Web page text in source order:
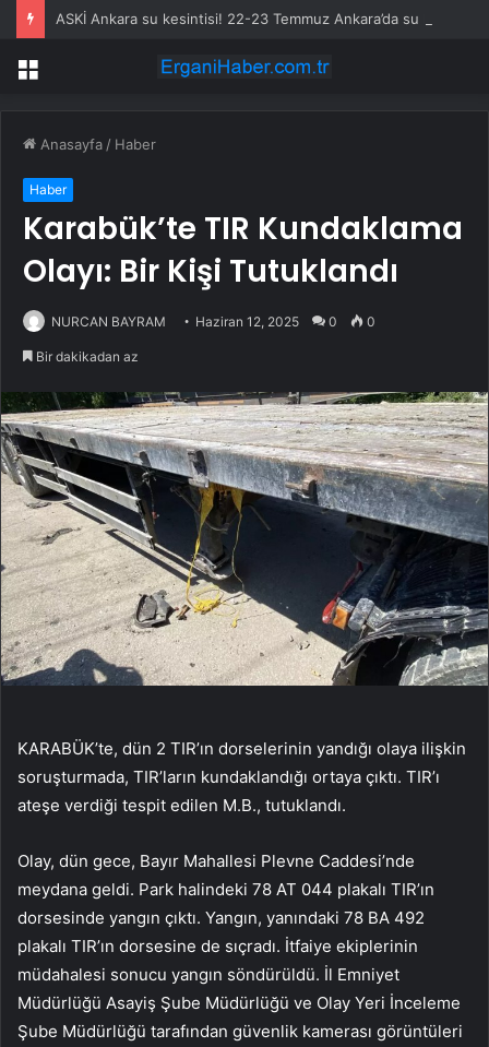
Menü
Anasayfa / Haber
Haber
Karabük’te TIR Kundaklama
Olayı: Bir Kişi Tutuklandı
NURCAN BAYRAM Haziran 12, 2025 0 0
Bir dakikadan az
KARABÜK’te, dün 2 TIR’ın dorselerinin yandığı olaya ilişkin
soruşturmada, TIR’ların kundaklandığı ortaya çıktı. TIR’ı
ateşe verdiği tespit edilen M.B., tutuklandı.
Olay, dün gece, Bayır Mahallesi Plevne Caddesi’nde
meydana geldi. Park halindeki 78 AT 044 plakalı TIR’ın
dorsesinde yangın çıktı. Yangın, yanındaki 78 BA 492
plakalı TIR’ın dorsesine de sıçradı. İtfaiye ekiplerinin
müdahalesi sonucu yangın söndürüldü. İl Emniyet
Müdürlüğü Asayiş Şube Müdürlüğü ve Olay Yeri İnceleme
Şube Müdürlüğü tarafından güvenlik kamerası görüntüleri